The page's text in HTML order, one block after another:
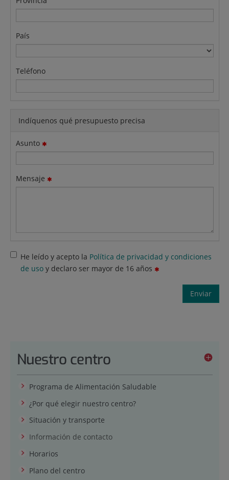
País
Teléfono
Indíquenos qué presupuesto precisa
Asunto
Mensaje
He leído y acepto la Política de privacidad y condiciones
de usoy declaro ser mayor de 16 años
Enviar
Nuestro centro
Programa de Alimentación Saludable
¿Por qué elegir nuestro centro?
Situación y transporte
Información de contacto
Horarios
Plano del centro